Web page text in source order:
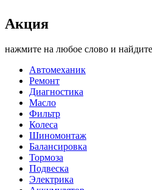
Акция
нажмите на любое слово и
Автомеханик
Ремонт
Диагностика
Масло
Фильтр
Колеса
Шиномонтаж
Балансировка
Тормоза
Подвеска
Электрика